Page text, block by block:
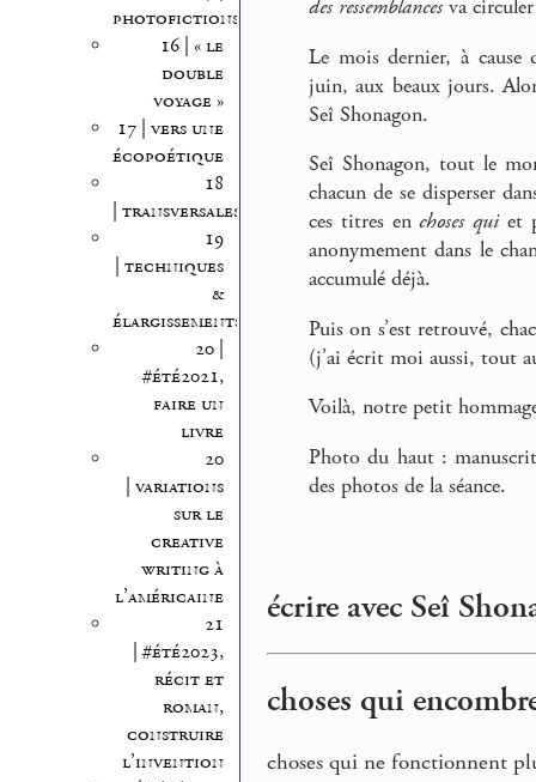
photofictions
16 | « le
double
voyage »
17 | vers une
écopoétique
18
| transversales
19
| techniques
&
élargissements
20 |
#été2021,
faire un
livre
20
| variations
sur le
creative
writing à
l’américaine
21
| #été2023,
récit et
roman,
construire
l’invention
des ressemblances va
Le mois dernier, à cause
juin, aux beaux jours.
Seî Shonagon.
Seî Shonagon, tout le
chacun de se disperser
ces titres enchoses quiet
anonymement dans le
accumulé déjà.
Puis on s’est retrouvé,
(j’ai écrit moi aussi, tout
Voilà, notre petit
Photo du haut :
des photos de la séance.
écrire avec Seî
choses qui
choses qui ne fonctionnent